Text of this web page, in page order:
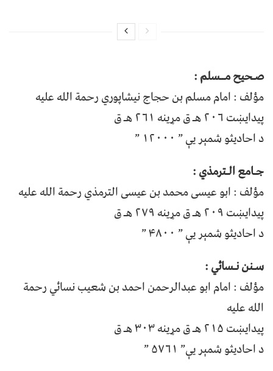
صـحیح مــسلم :
مؤلف : امام مسلم بن حجاج نیشاپوري رحمة الله علیه
پیدایښت ۲۰۶ هـ ق مړينه ۲۶۱ هـ ق
د احادیثو شمېر یې ” ۱۲۰۰۰ ”
جـامع الـترمذي :
مؤلف : ابو عیسی محمد بن عیسی الترمذي رحمة الله علیه
پیدایښت ۲۰۹ هـ ق مړينه ۲۷۹ هـ ق
د احادیثو شمېر یې ” ۴۸۰۰ ”
سـنن نـسائي :
مؤلف : امام ابو عبدالرحمن احمد بن شعیب نسائي رحمة
الله علیه
پیدایښت ۲۱۵ هـ ق مړينه ۳۰۳ هـ ق
د احادیثو شمېر یې” ۵۷۶۱ ”